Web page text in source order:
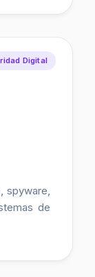
Digital
spyware,
de